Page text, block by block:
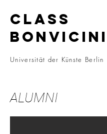
CLASS
BONVICINI
Universität der Künste Berlin
ALUMNI